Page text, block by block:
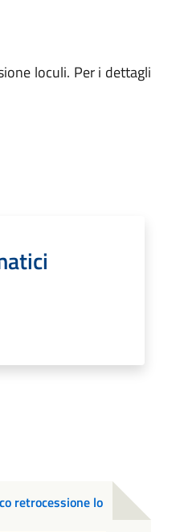
loculi. Per i dettagli
retrocessione lo